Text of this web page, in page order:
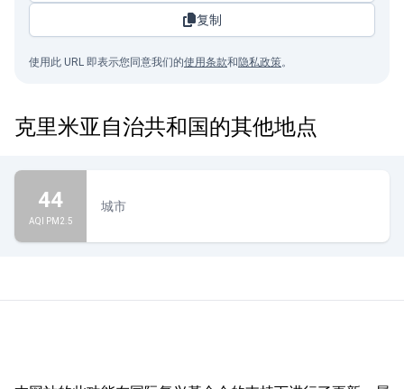
复制
使用此 URL 即表示您同意我们的使用条款和隐私政策。
克里米亚自治共和国的其他地点
44
AQI PM2.5
城市